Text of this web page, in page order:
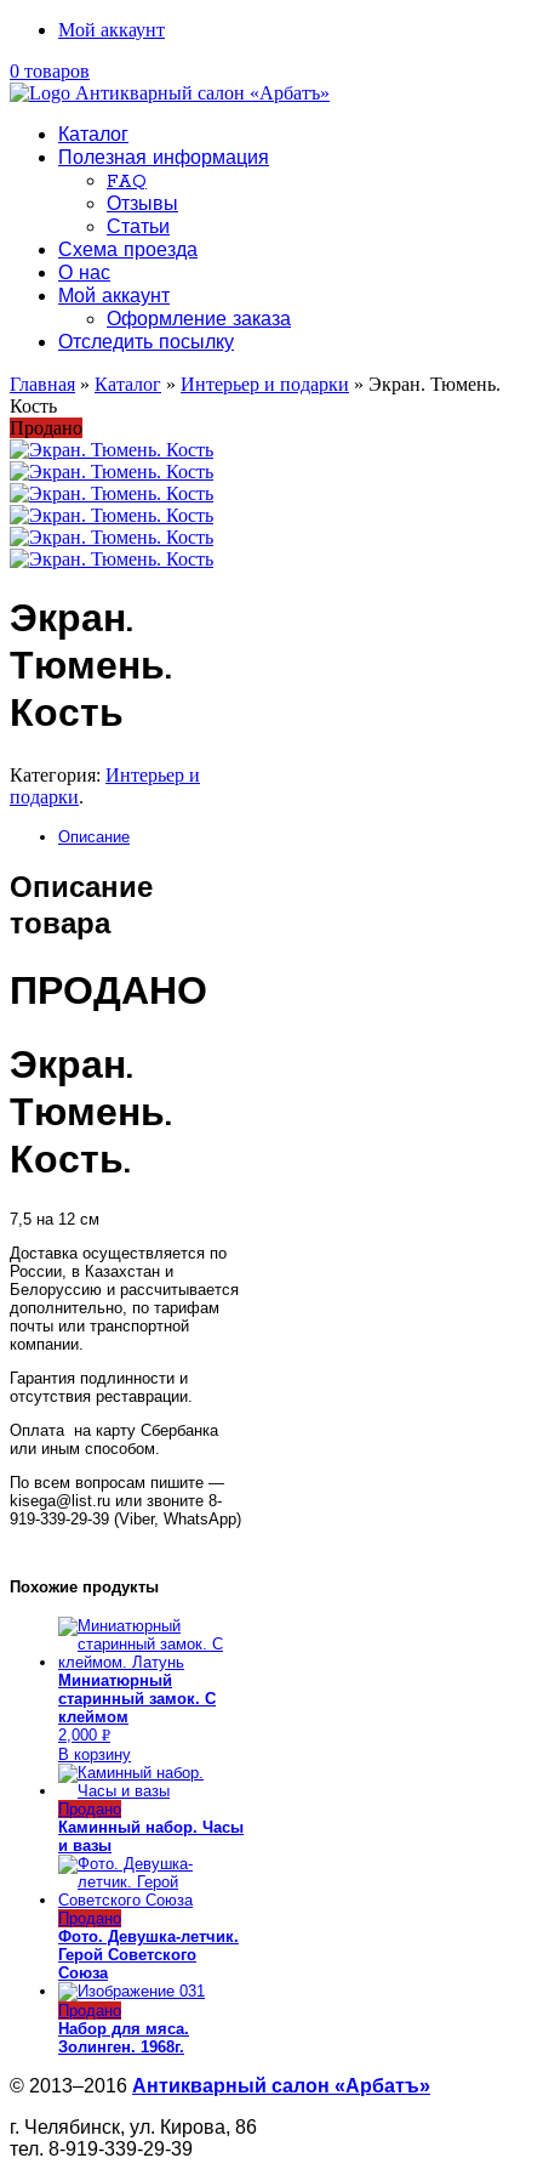
Мой аккаунт
0 товаров
Каталог
Полезная информация
FAQ
Отзывы
Статьи
Схема проезда
О нас
Мой аккаунт
Оформление заказа
Отследить посылку
Главная » Каталог » Интерьер и подарки » Экран. Тюмень.
Кость
Продано
Экран.
Тюмень.
Кость
Категория: Интерьер и
подарки.
Описание
Описание
товара
ПРОДАНО
Экран.
Тюмень.
Кость.
7,5 на 12 см
Доставка осуществляется по
России, в Казахстан и
Белоруссию и рассчитывается
дополнительно, по тарифам
почты или транспортной
компании.
Гарантия подлинности и
отсутствия реставрации.
Оплата на карту Сбербанка
или иным способом.
По всем вопросам пишите —
kisega@list.ru или звоните 8-
919-339-29-39 (Viber, WhatsApp)
Похожие продукты
Миниатюрный
старинный замок. С
клеймом
2,000 Р
УБ.
В корзину
Продано
Каминный набор. Часы
и вазы
Продано
Фото. Девушка-летчик.
Герой Советского
Союза
Продано
Набор для мяса.
Золинген. 1968г.
© 2013–2016 Антикварный салон «Арбатъ»
г. Челябинск, ул. Кирова, 86
тел. 8-919-339-29-39